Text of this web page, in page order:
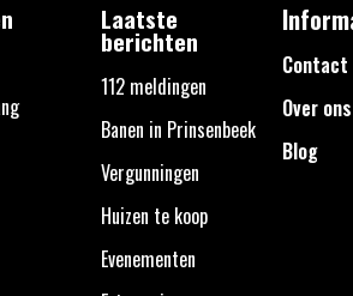
Laatste
berichten
112 meldingen
Banen in Prinsenbeek
Vergunningen
Huizen te koop
Evenementen
Contact
Over ons
Blog